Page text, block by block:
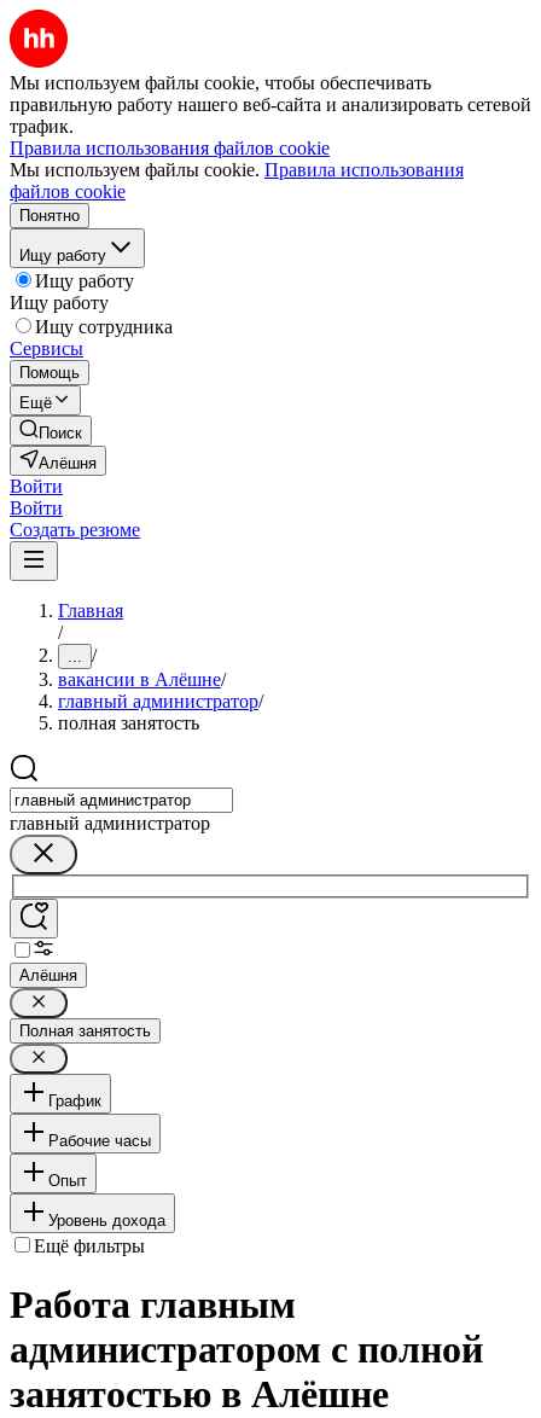
Мы используем файлы cookie, чтобы обеспечивать
правильную работу нашего веб-сайта и анализировать сетевой
трафик.
Правила использования файлов cookie
Мы используем файлы cookie. Правила использования
файлов cookie
Понятно
Ищу работу
Ищу работу
Ищу работу
Ищу сотрудника
Сервисы
Помощь
Ещё
Поиск
Алёшня
Войти
Войти
Создать резюме
Главная
/
... /
вакансии в Алёшне/
главный администратор/
полная занятость
главный администратор
Алёшня
Полная занятость
График
Рабочие часы
Опыт
Уровень дохода
Ещё фильтры
Работа главным
администратором с полной
занятостью в Алёшне